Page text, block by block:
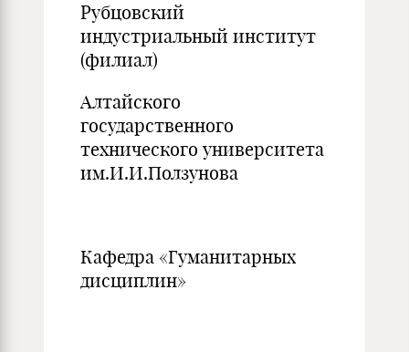
Рубцовский
индустриальный институт
(филиал)
Алтайского
государственного
технического университета
им.И.И.Ползунова
Кафедра «Гуманитарных
дисциплин»